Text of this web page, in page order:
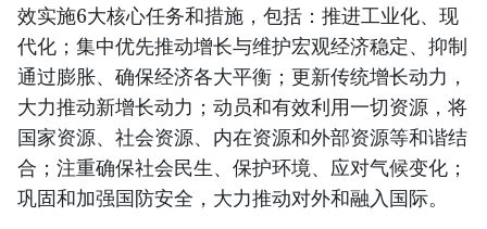
效实施6大核心任务和措施，包括：推进工业化、现
代化；集中优先推动增长与维护宏观经济稳定、抑制
通过膨胀、确保经济各大平衡；更新传统增长动力，
大力推动新增长动力；动员和有效利用一切资源，将
国家资源、社会资源、内在资源和外部资源等和谐结
合；注重确保社会民生、保护环境、应对气候变化；
巩固和加强国防安全，大力推动对外和融入国际。